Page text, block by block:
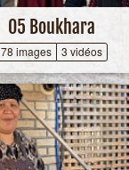
05 Boukhara
78 images 3 vidéos